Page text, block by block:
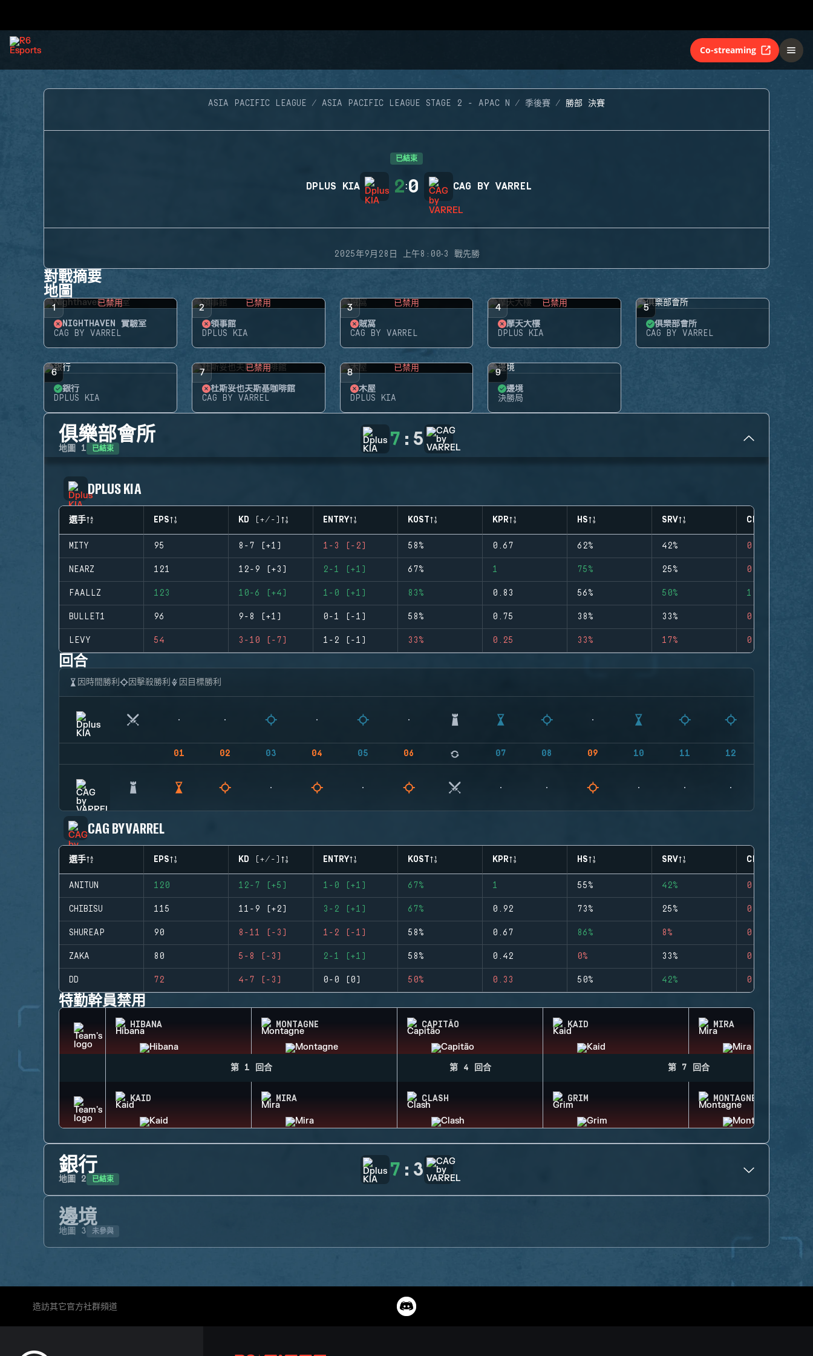
Co-streaming
ASIA PACIFIC LEAGUE ASIA PACIFIC LEAGUE STAGE 2 - APAC N 季後賽 勝部 決賽
已結束
DPLUS KIA 2:0 CAG BY VARREL
2025年9月28日 上午8:00·3 戰先勝
對戰摘要
地圖
1 已禁用
NIGHTHAVEN 實驗室
CAG BY VARREL
2 已禁用
領事館
DPLUS KIA
3 已禁用
賊窩
CAG BY VARREL
4 已禁用
摩天大樓
DPLUS KIA
5
俱樂部會所
CAG BY VARREL
6
銀行
DPLUS KIA
7 已禁用
杜斯妥也夫斯基咖啡館
CAG BY VARREL
8 已禁用
木屋
DPLUS KIA
9
邊境
決勝局
俱樂部會所
地圖 1 已結束 7 : 5
DPLUS KIA
選手 EPS KD (+/-) ENTRY KOST KPR HS SRV CLUTCHES
MITY 95 8-7 (+1) 1-3 (-2) 58% 0.67 62% 42% 0
NEARZ 121 12-9 (+3) 2-1 (+1) 67% 1 75% 25% 0
FAALLZ 123 10-6 (+4) 1-0 (+1) 83% 0.83 56% 50% 1
BULLET1 96 9-8 (+1) 0-1 (-1) 58% 0.75 38% 33% 0
LEVY 54 3-10 (-7) 1-2 (-1) 33% 0.25 33% 17% 0
回合
因時間勝利 因擊殺勝利 因目標勝利
01 02 03 04 05 06 07 08 09 10 11 12
CAG BY VARREL
選手 EPS KD (+/-) ENTRY KOST KPR HS SRV CLUTCHES
ANITUN 120 12-7 (+5) 1-0 (+1) 67% 1 55% 42% 0
CHIBISU 115 11-9 (+2) 3-2 (+1) 67% 0.92 73% 25% 0
SHUREAP 90 8-11 (-3) 1-2 (-1) 58% 0.67 86% 8% 0
ZAKA 80 5-8 (-3) 2-1 (+1) 58% 0.42 0% 33% 0
DD 72 4-7 (-3) 0-0 (0) 50% 0.33 50% 42% 0
特勤幹員禁用
HIBANA MONTAGNE CAPITÃO KAID MIRA
第 1 回合 第 4 回合 第 7 回合
KAID MIRA CLASH GRIM MONTAGNE
銀行
地圖 2 已結束 7 : 3
邊境
地圖 3 未參與
造訪其它官方社群頻道